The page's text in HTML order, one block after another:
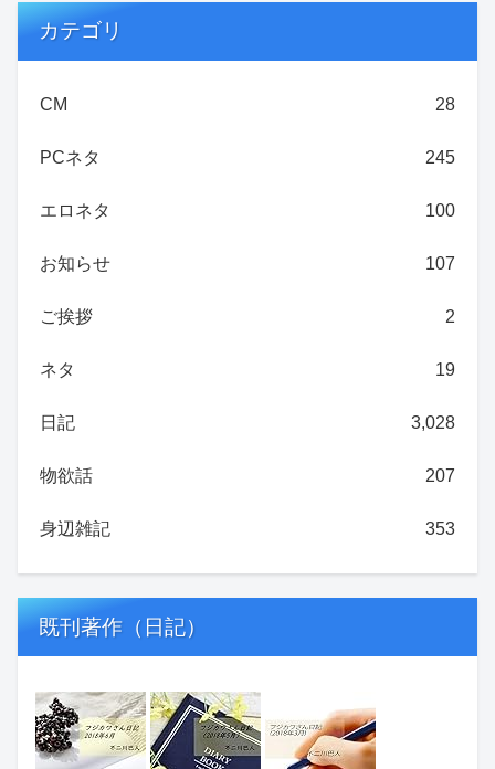
カテゴリ
CM 28
PCネタ 245
エロネタ 100
お知らせ 107
ご挨拶 2
ネタ 19
日記 3,028
物欲話 207
身辺雑記 353
既刊著作（日記）